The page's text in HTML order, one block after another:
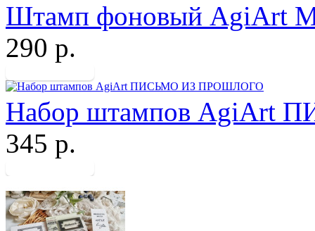
Штамп фоновый
290 р.
Набор штампов
345 р.